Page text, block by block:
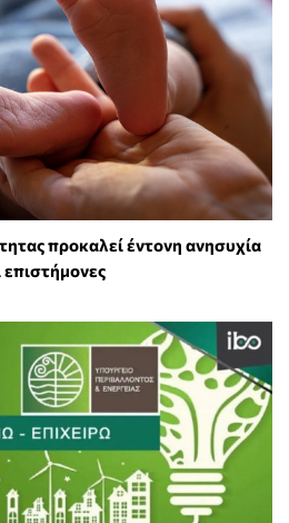
προκαλεί έντονη ανησυχία
επιστήμονες